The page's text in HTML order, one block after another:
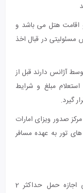
و اقامت هتل می باشد و
مسئولیتی در قبال اخذ
آژانس دارند قبل از
استعلام مبلغ و شرایط
گیرد.
صدور ویزای امارات
تور به عهده مسافر
در فرودگاه‎های دبی، مسافران بین المللی اجازه حمل حداکثر 2